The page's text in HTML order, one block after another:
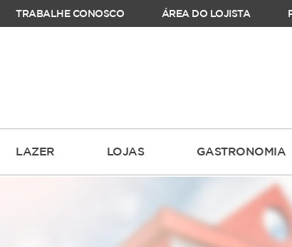
TRABALHE CONOSCO ÁREA DO LOJISTA
LAZER LOJAS GASTRONOMIA